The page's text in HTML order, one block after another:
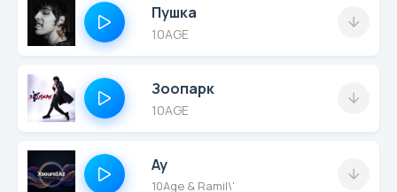
Пушка
10AGE
Зоопарк
10AGE
Ау
10Age & Ramil\'